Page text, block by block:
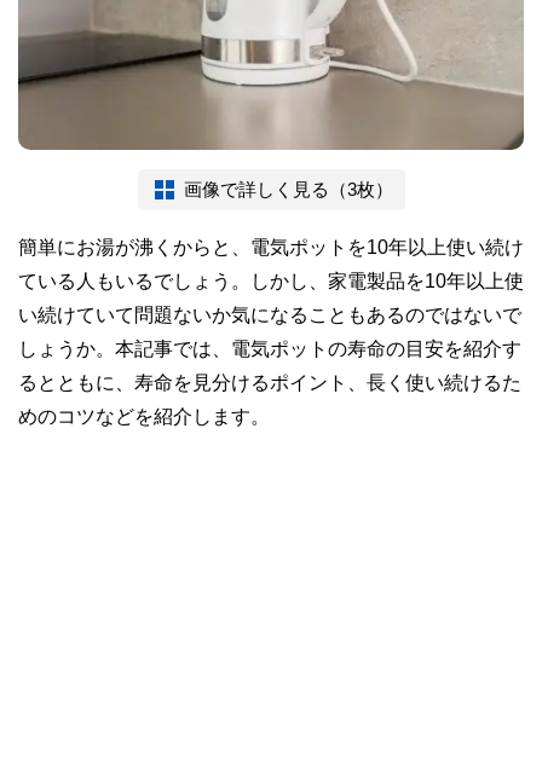
画像で詳しく見る（3枚）
簡単にお湯が沸くからと、電気ポットを10年以上使い続け
ている人もいるでしょう。しかし、家電製品を10年以上使
い続けていて問題ないか気になることもあるのではないで
しょうか。本記事では、電気ポットの寿命の目安を紹介す
るとともに、寿命を見分けるポイント、長く使い続けるた
めのコツなどを紹介します。